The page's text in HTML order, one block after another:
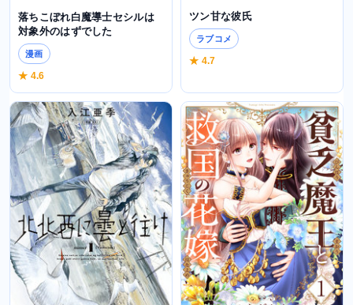
落ちこぼれ白魔導士セシルは
対象外のはずでした
漫画
★ 4.6
ツン甘な彼氏
ラブコメ
★ 4.7